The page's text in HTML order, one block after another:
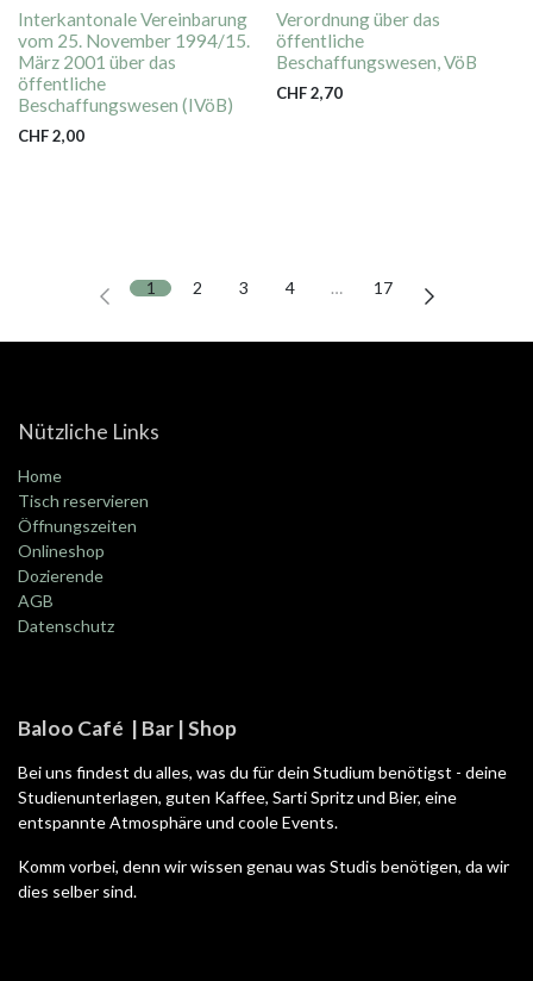
Interkantonale Vereinbarung
vom 25. November 1994/15.
März 2001 über das
öffentliche
Beschaffungswesen (IVöB)
CHF2,00
Verordnung über das
öffentliche
Beschaffungswesen, VöB
CHF2,70
1 2 3 4 … 17
Nützliche Links
Home
Tisch reservieren
Öffnungszeiten
Onlineshop
Dozierende
AGB
Datenschutz
Baloo Café | Bar | Shop
Bei uns findest du alles, was du für dein Studium benötigst - deine
Studienunterlagen, guten Kaffee, Sarti Spritz und Bier, eine
entspannte Atmosphäre und coole Events.
Komm vorbei, denn wir wissen genau was Studis benötigen, da wir
dies selber sind.